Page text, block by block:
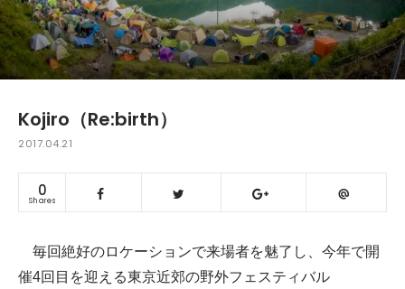
Kojiro（Re:birth）
2017.04.21
0
Shares
毎回絶好のロケーションで来場者を魅了し、今年で開
催4回目を迎える東京近郊の野外フェスティバル